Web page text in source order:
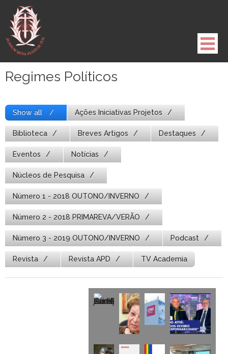
para
conteúdo
Regimes Políticos
Show all Ações Iniciativas Projetos
Biblioteca Breves Artigos Destaques
Eventos Notícias
Núcleos de Pesquisa
Número 1 - 2018 OUTONO/INVERNO
Número 2 - 2018 PRIMAREVA/VERÃO
Número 3 - 2019 OUTONO/INVERNO Podcast
Revista Revista APD TV Academia